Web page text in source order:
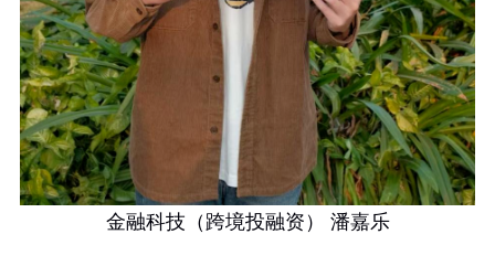
金融科技（跨境投融资） 潘嘉乐